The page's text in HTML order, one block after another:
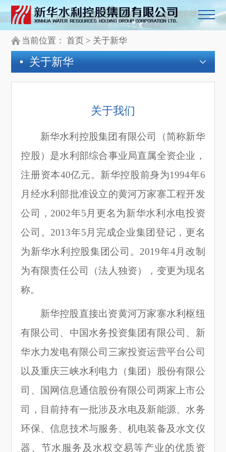
当前位置： 首页 > 关于新华
关于新华
关于我们
新华水利控股集团有限公司（简称新华
控股）是水利部综合事业局直属全资企业，
注册资本40亿元。新华控股前身为1994年6
月经水利部批准设立的黄河万家寨工程开发
公司，2002年5月更名为新华水利水电投资
公司。2013年5月完成企业集团登记，更名
为新华水利控股集团公司。2019年4月改制
为有限责任公司（法人独资），变更为现名
称。
新华控股直接出资黄河万家寨水利枢纽
有限公司、中国水务投资集团有限公司、新
华水力发电有限公司三家投资运营平台公司
以及重庆三峡水利电力（集团）股份有限公
司、国网信息通信股份有限公司两家上市公
司，目前持有一批涉及水电及新能源、水务
环保、信息技术与服务、机电装备及水文仪
器、节水服务及水权交易等产业的优质资